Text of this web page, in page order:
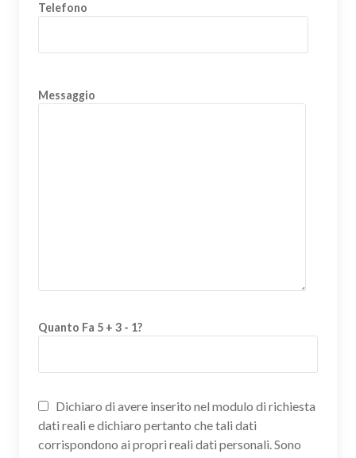
Telefono
Messaggio
Quanto Fa 5 + 3 - 1?
Dichiaro di avere inserito nel modulo di richiesta
dati reali e dichiaro pertanto che tali dati
corrispondono ai propri reali dati personali. Sono